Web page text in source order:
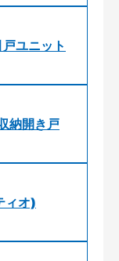
ユニット
納開き戸
ィオ)